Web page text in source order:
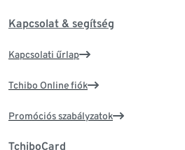
Kapcsolat & segítség
Kapcsolati űrlap
Tchibo Online fiók
Promóciós szabályzatok
TchiboCard